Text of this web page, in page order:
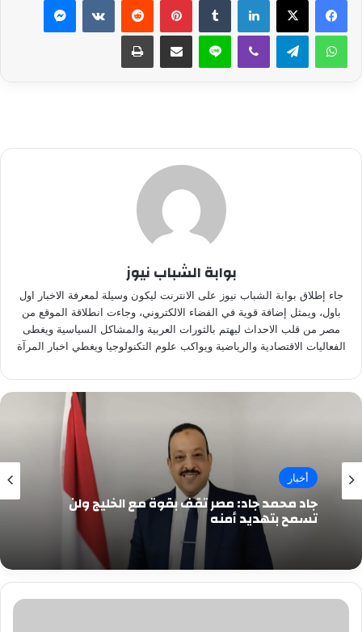
واتساب تيلقرام ڤايبر لاين مشاركة عبر البريد طباعة
بوابة الشباب نيوز
جاء إطلاق بوابة الشباب نيوز على الانترنت ليكون وسيلة لمعرفة الاخبار اول
باول، ويمثل إضافة قوية في الفضاء الالكتروني، وجاءت انطلاقة الموقع من
مصر من قلب الاحداث ليهتم بالثورات العربية والمشاكل السياسية ويغطى
الفعاليات الاقتصادية والرياضية ويواكب علوم التكنولوجيا ويغطي اخبار المرآة
أخبار
جاد محمد جاد: مصر تقف بقوة مع الخليج ولن
تسمح بتهديد أمنه
غدا